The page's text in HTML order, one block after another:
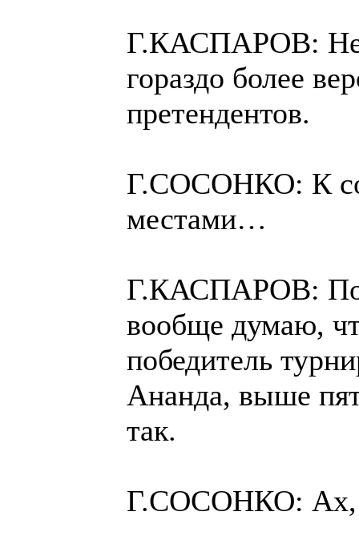
Г.КАСПАРОВ:
гораздо более
претендентов.
Г.СОСОНКО: К
местами…
Г.КАСПАРОВ:
вообще думаю,
победитель
Ананда, выше
так.
Г.СОСОНКО: Ах,